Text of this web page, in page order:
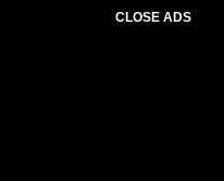
CLOSE ADS